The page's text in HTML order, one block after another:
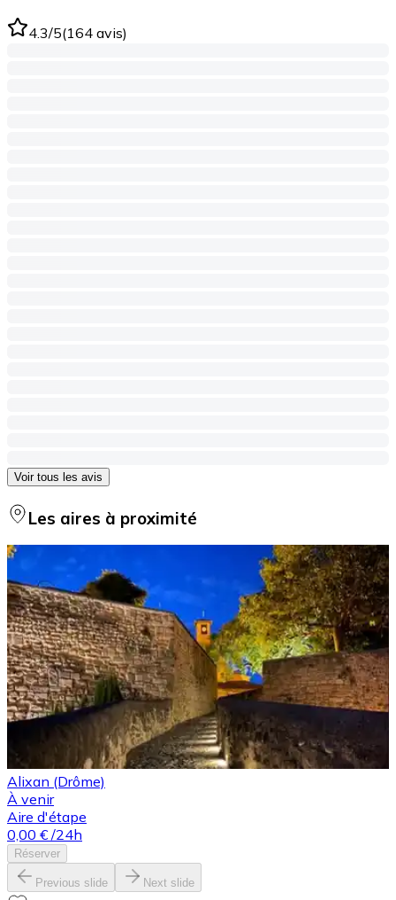
4.3/5(164 avis)
Voir tous les avis
Les aires à proximité
Alixan (Drôme)
À venir
Aire d'étape
0,00 € /24h
Réserver
Previous slide Next slide